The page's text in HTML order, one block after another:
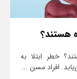
هستند؟
خطر ابتلا به
افراد مسن ...